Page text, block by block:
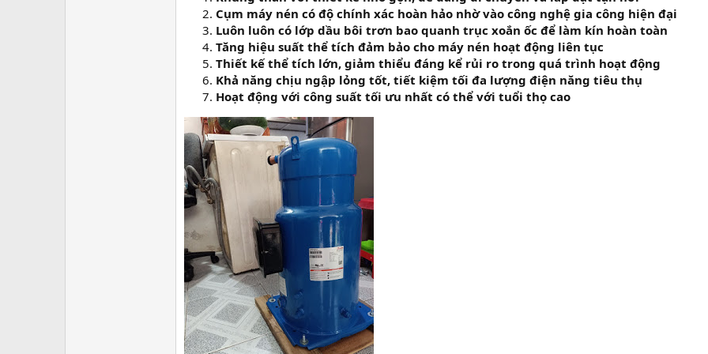
Cụm máy nén có độ chính xác hoàn hảo nhờ vào công nghệ gia công hiện đại
Luôn luôn có lớp dầu bôi trơn bao quanh trục xoắn ốc để làm kín hoàn toàn
Tăng hiệu suất thể tích đảm bảo cho máy nén hoạt động liên tục
Thiết kế thể tích lớn, giảm thiểu đáng kể rủi ro trong quá trình hoạt động
Khả năng chịu ngập lỏng tốt, tiết kiệm tối đa lượng điện năng tiêu thụ
Hoạt động với công suất tối ưu nhất có thể với tuổi thọ cao